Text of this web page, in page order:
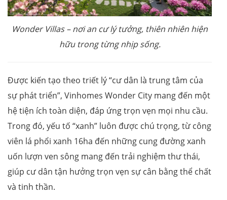
Wonder Villas – nơi an cư lý tưởng, thiên nhiên hiện
hữu trong từng nhịp sống.
Được kiến tạo theo triết lý “cư dân là trung tâm của
sự phát triển”, Vinhomes Wonder City mang đến một
hệ tiện ích toàn diện, đáp ứng trọn vẹn mọi nhu cầu.
Trong đó, yếu tố “xanh” luôn được chú trọng, từ công
viên lá phổi xanh 16ha đến những cung đường xanh
uốn lượn ven sông mang đến trải nghiệm thư thái,
giúp cư dân tận hưởng trọn vẹn sự cân bằng thể chất
và tinh thần.